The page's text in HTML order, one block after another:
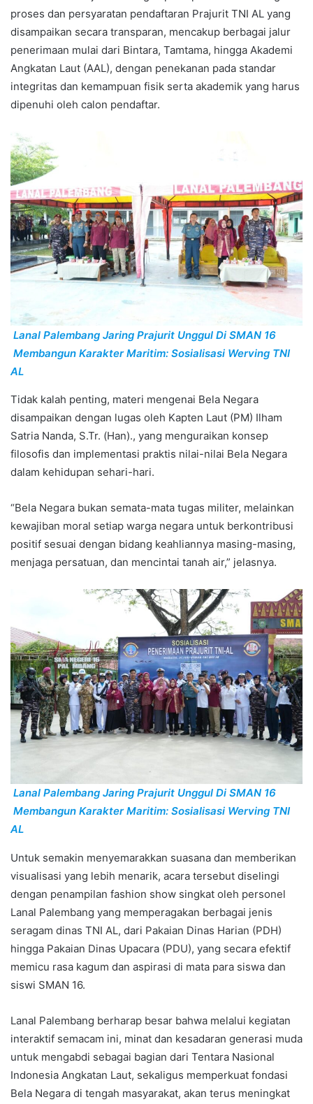
proses dan persyaratan pendaftaran Prajurit TNI AL yang
disampaikan secara transparan, mencakup berbagai jalur
penerimaan mulai dari Bintara, Tamtama, hingga Akademi
Angkatan Laut (AAL), dengan penekanan pada standar
integritas dan kemampuan fisik serta akademik yang harus
dipenuhi oleh calon pendaftar.
Lanal Palembang Jaring Prajurit Unggul Di SMAN 16
Membangun Karakter Maritim: Sosialisasi Werving TNI
AL
Tidak kalah penting, materi mengenai Bela Negara
disampaikan dengan lugas oleh Kapten Laut (PM) Ilham
Satria Nanda, S.Tr. (Han)., yang menguraikan konsep
filosofis dan implementasi praktis nilai-nilai Bela Negara
dalam kehidupan sehari-hari.
“Bela Negara bukan semata-mata tugas militer, melainkan
kewajiban moral setiap warga negara untuk berkontribusi
positif sesuai dengan bidang keahliannya masing-masing,
menjaga persatuan, dan mencintai tanah air,” jelasnya.
Lanal Palembang Jaring Prajurit Unggul Di SMAN 16
Membangun Karakter Maritim: Sosialisasi Werving TNI
AL
Untuk semakin menyemarakkan suasana dan memberikan
visualisasi yang lebih menarik, acara tersebut diselingi
dengan penampilan fashion show singkat oleh personel
Lanal Palembang yang memperagakan berbagai jenis
seragam dinas TNI AL, dari Pakaian Dinas Harian (PDH)
hingga Pakaian Dinas Upacara (PDU), yang secara efektif
memicu rasa kagum dan aspirasi di mata para siswa dan
siswi SMAN 16.
Lanal Palembang berharap besar bahwa melalui kegiatan
interaktif semacam ini, minat dan kesadaran generasi muda
untuk mengabdi sebagai bagian dari Tentara Nasional
Indonesia Angkatan Laut, sekaligus memperkuat fondasi
Bela Negara di tengah masyarakat, akan terus meningkat